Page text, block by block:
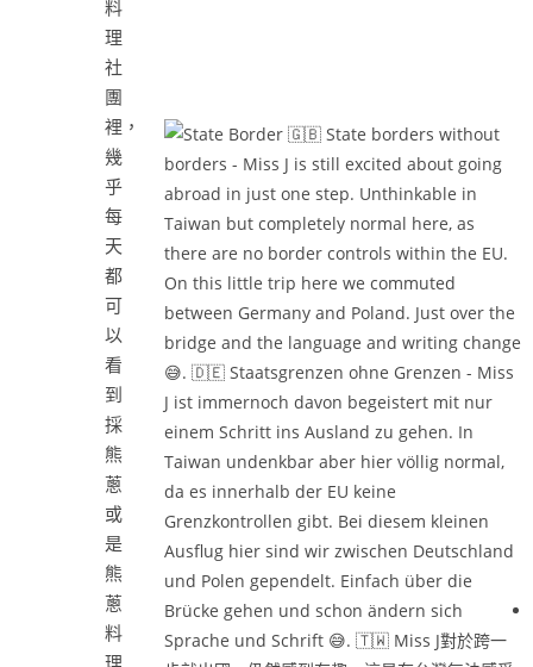
料
理
社
團
裡，
幾
乎
每
天
都
可
以
看
到
採
熊
蔥
或
是
熊
蔥
料